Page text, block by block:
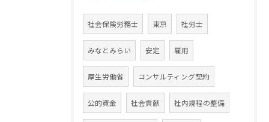
社会保険労務士 東京 社労士
みなとみらい 安定 雇用
厚生労働省 コンサルティング契約
公的資金 社会貢献 社内規程の整備